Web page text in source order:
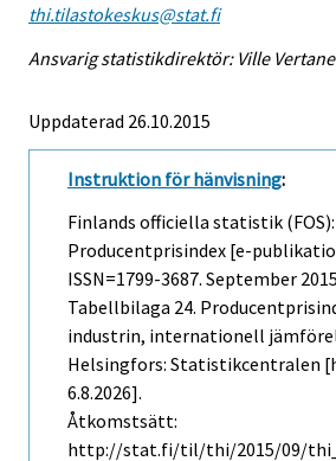
thi.tilastokeskus@stat.fi
Ansvarig statistikdirektör: Ville
Uppdaterad 26.10.2015
Instruktion för hänvisning:
Finlands officiella statistik (FOS):
Producentprisindex [e-
ISSN=1799-3687. September
Tabellbilaga 24.
industrin, internationell
Helsingfors: Statistikcentralen
6.8.2026].
Åtkomstsätt:
http://stat.fi/til/thi/2015/09/